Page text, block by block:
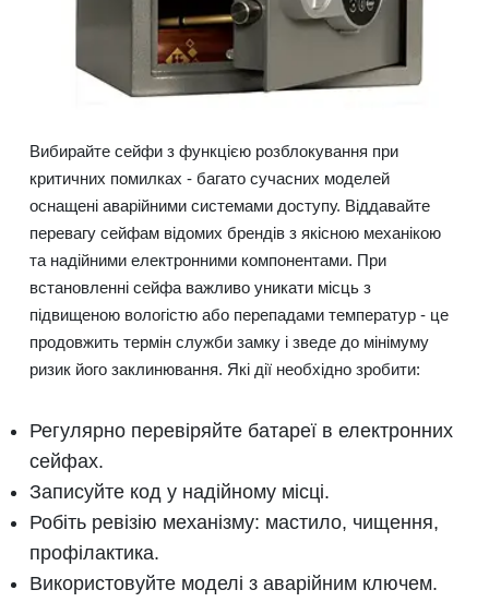
Вибирайте сейфи з функцією розблокування при
критичних помилках - багато сучасних моделей
оснащені аварійними системами доступу. Віддавайте
перевагу сейфам відомих брендів з якісною механікою
та надійними електронними компонентами. При
встановленні сейфа важливо уникати місць з
підвищеною вологістю або перепадами температур - це
продовжить термін служби замку і зведе до мінімуму
ризик його заклинювання. Які дії необхідно зробити:
Регулярно перевіряйте батареї в електронних
сейфах.
Записуйте код у надійному місці.
Робіть ревізію механізму: мастило, чищення,
профілактика.
Використовуйте моделі з аварійним ключем.